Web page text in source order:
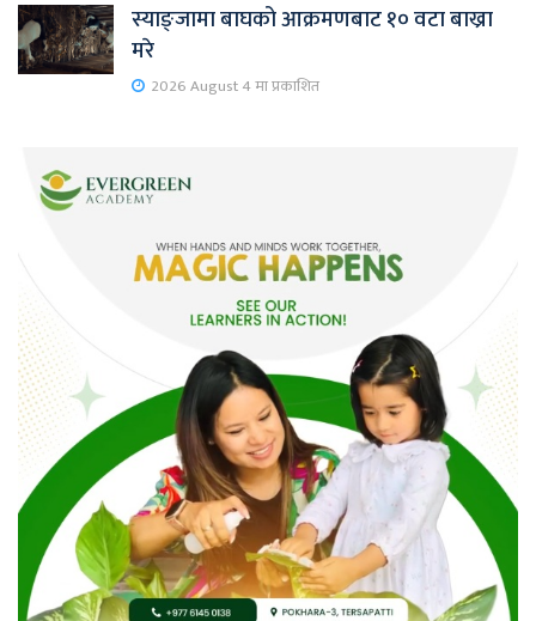
स्याङ्जामा बाघको आक्रमणबाट १० वटा बाख्रा
मरे
2026 August 4 मा प्रकाशित